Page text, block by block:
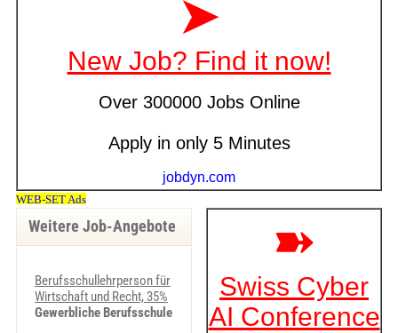
Weitere Job-Angebote
Berufsschullehrperson für
Wirtschaft und Recht, 35%
Gewerbliche Berufsschule